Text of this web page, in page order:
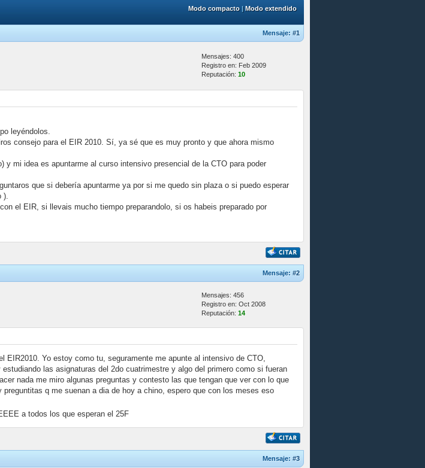
Modo compacto|Modo extendido
Mensaje: #1
Mensajes: 400
Registro en: Feb 2009
Reputación: 10
leyéndolos.
consejo para el EIR 2010. Sí, ya sé que es muy pronto y que ahora mismo
y mi idea es apuntarme al curso intensivo presencial de la CTO para poder
que si debería apuntarme ya por si me quedo sin plaza o si puedo esperar
).
el EIR, si llevais mucho tiempo preparandolo, si os habeis preparado por
Mensaje: #2
Mensajes: 456
Registro en: Oct 2008
Reputación: 14
Yo estoy como tu, seguramente me apunte al intensivo de CTO,
las asignaturas del 2do cuatrimestre y algo del primero como si fueran
nada me miro algunas preguntas y contesto las que tengan que ver con lo que
q me suenan a dia de hoy a chino, espero que con los meses eso
a todos los que esperan el 25F
Mensaje: #3